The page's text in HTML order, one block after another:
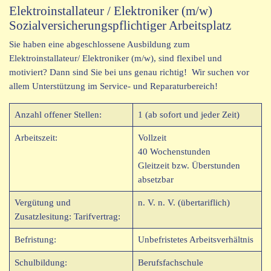
Elektroinstallateur / Elektroniker (m/w)
Sozialversicherungspflichtiger Arbeitsplatz
Sie haben eine abgeschlossene Ausbildung zum
Elektroinstallateur/ Elektroniker (m/w), sind flexibel und
motiviert? Dann sind Sie bei uns genau richtig! Wir suchen vor
allem Unterstützung im Service- und Reparaturbereich!
Anzahl offener Stellen: 1 (ab sofort und jeder Zeit)
Arbeitszeit:
Vollzeit
40 Wochenstunden
Gleitzeit bzw. Überstunden
absetzbar
Vergütung und
Zusatzlesitung: Tarifvertrag:
n. V. n. V. (übertariflich)
Befristung: Unbefristetes Arbeitsverhältnis
Schulbildung:
Berufsfachschule